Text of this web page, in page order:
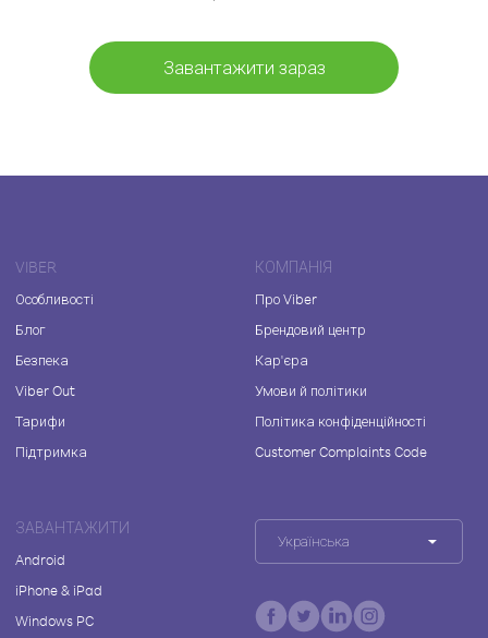
Завантажити зараз
VIBER
Особливості
Блог
Безпека
Viber Out
Тарифи
Підтримка
КОМПАНІЯ
Про Viber
Брендовий центр
Кар'єра
Умови й політики
Політика конфіденційності
Customer Complaints Code
ЗАВАНТАЖИТИ
Android
iPhone & iPad
Windows PC
Українська